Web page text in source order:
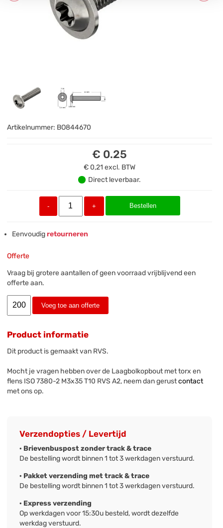
Artikelnummer: BO844670
€ 0.25
€ 0,21 excl. BTW
Direct leverbaar.
- + Bestellen
Eenvoudigretourneren
Offerte
Vraag bij grotere aantallen of geen voorraad vrijblijvend een
offerte aan.
Voeg toe aan offerte
Product informatie
Dit product is gemaakt van RVS.
Mocht je vragen hebben over de Laagbolkopbout met torx en
flens ISO 7380-2 M3x35 T10 RVS A2, neem dan gerustcontact
met ons op.
Verzendopties / Levertijd
· Brievenbuspost zonder track & trace
De bestelling wordt binnen 1 tot 3 werkdagen verstuurd.
· Pakket verzending met track & trace
De bestelling wordt binnen 1 tot 3 werkdagen verstuurd.
· Express verzending
Op werkdagen voor 15:30u besteld, wordt dezelfde
werkdag verstuurd.